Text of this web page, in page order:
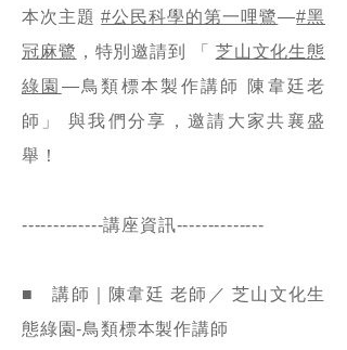
本次主題#公民科學的第一哩鷺—#黑
冠麻鷺 ，特別邀請到 「 芝山文化生態
綠園 —鳥類標本製作講師 陳韋廷老
師」 與我們分享，邀請大家共襄盛
舉！
-------------講座資訊--------------
■ 講師｜陳韋廷 老師／ 芝山文化生
態綠園-鳥類標本製作講師